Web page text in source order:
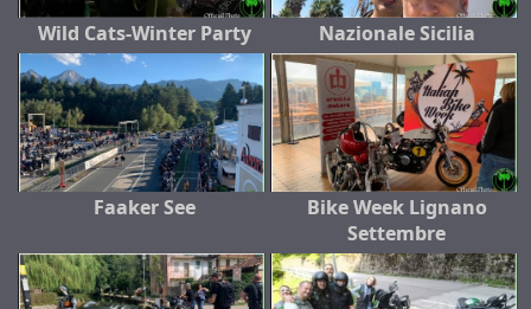
Wild Cats-Winter Party Nazionale Sicilia
Faaker See
Bike Week Lignano
Settembre